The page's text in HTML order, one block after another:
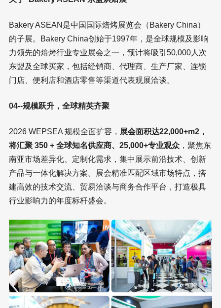
Bakery ASEAN是中国国际焙烤展览会（Bakery China）
的子展。Bakery China创始于1997年，是全球规模及影响
力领先的焙烤行业专业展会之一，预计将吸引50,000人次
东盟及全球买家，包括经销商、代理商、生产厂家、连锁
门店、便利店和酒店零售等渠道代表观展洽谈。
04--规模跃升，全球精英齐聚
2026 WEPSEA 规模全面扩容， 展会面积达22,000+m2 ，
将汇聚 350 + 全球知名供应商、25,000+专业观众 ，聚焦东
南亚市场差异化、定制化需求，集中展示前沿技术、创新
产品与一体化解决方案。展会精准匹配区域市场特点，搭
建高效的技术交流、贸易洽谈与商务合作平台，打造极具
行业影响力的年度标杆盛会。